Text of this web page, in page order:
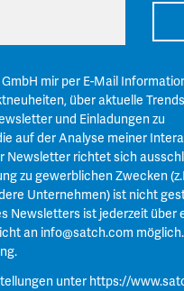
mir per E-Mail
über aktuelle
und Einladungen zu
auf der Analyse meiner
Newsletter richtet sich
zu gewerblichen Zwecken
Unternehmen) ist nicht
Newsletters ist jederzeit über
an info@satch.com
.
unter https://